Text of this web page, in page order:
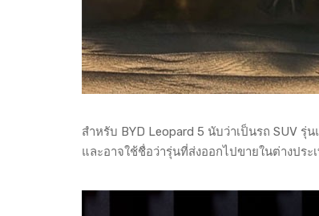
สำหรับ BYD Leopard 5 นับว่าเป็นรถ SUV รุ่
และอาจใช้ชื่อว่ารุ่นที่ส่งออกไปขายในต่างประ